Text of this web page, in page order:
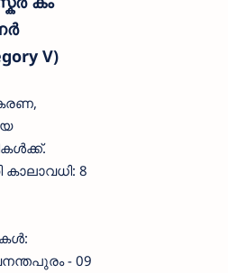
V)
കാലാവധി: 8
- 09